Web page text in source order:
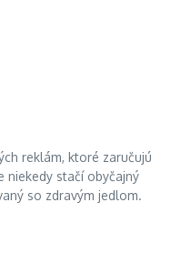
reklám, ktoré zaručujú
niekedy stačí obyčajný
so zdravým jedlom.